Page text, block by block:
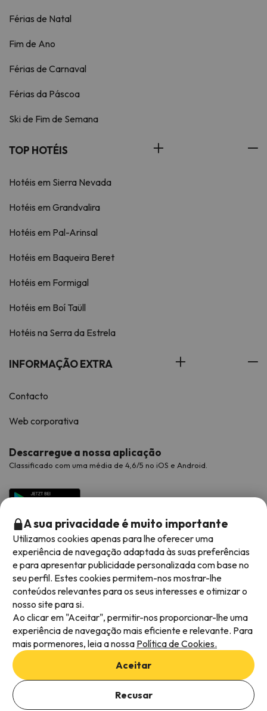
Férias de Natal
Fim de Ano
Férias de Carnaval
Férias da Páscoa
Ski de Fim de Semana
TOP HOTÉIS
Hotéis em Sierra Nevada
Hotéis em Grandvalira
Hotéis em Pal-Arinsal
Hotéis em Baqueira Beret
Hotéis em Formigal
Hotéis em Boí Taüll
Hotéis na Serra da Estrela
INFORMAÇÃO EXTRA
Contacto
Web corporativa
Descarregue a nossa aplicação
Classificado com uma média de 4,6/5 no iOS e Android.
Métodos de pagamento disponíveis
Termos e condições gerais
Privacidade dos dados
Política de cookies
A sua privacidade é muito importante
Utilizamos cookies apenas para lhe oferecer uma
experiência de navegação adaptada às suas preferências
e para apresentar publicidade personalizada com base no
seu perfil. Estes cookies permitem-nos mostrar-lhe
conteúdos relevantes para os seus interesses e otimizar o
nosso site para si.
Ao clicar em "Aceitar", permitir-nos proporcionar-lhe uma
experiência de navegação mais eficiente e relevante. Para
mais pormenores, leia a nossa Política de Cookies.
Aceitar
Recusar